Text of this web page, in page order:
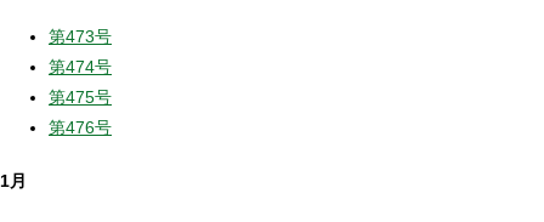
第473号
第474号
第475号
第476号
1月